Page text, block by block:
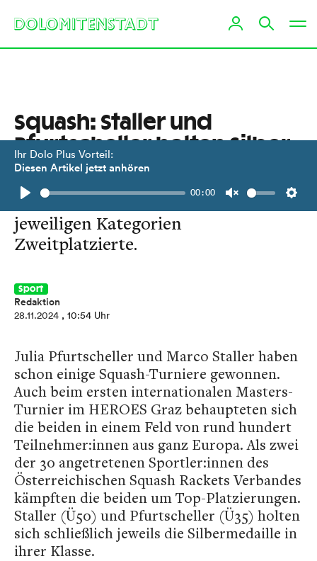
Ihr Dolo Plus Vorteil:
Diesen Artikel jetzt anhören
Play
00:00
Unmute
Squash: Staller und
Pfurtscheller holten Silber
Beim Masters-Turnier in Graz waren
die beiden Osttiroler in ihren
jeweiligen Kategorien
Zweitplatzierte.
Sport
Redaktion
28.11.2024 , 10:54 Uhr
Julia Pfurtscheller und Marco Staller haben
schon einige Squash-Turniere gewonnen.
Auch beim ersten internationalen Masters-
Turnier im HEROES Graz behaupteten sich
die beiden in einem Feld von rund hundert
Teilnehmer:innen aus ganz Europa. Als zwei
der 30 angetretenen Sportler:innen des
Österreichischen Squash Rackets Verbandes
kämpften die beiden um Top-Platzierungen.
Staller (Ü50) und Pfurtscheller (Ü35) holten
sich schließlich jeweils die Silbermedaille in
ihrer Klasse.